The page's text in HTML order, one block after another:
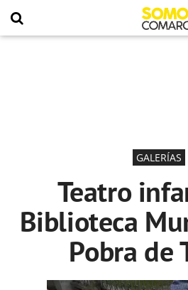
GALERÍAS
Teatro
Biblioteca
Pobra de